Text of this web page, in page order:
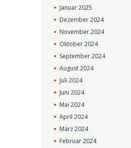
Januar2025
Dezember2024
November2024
Oktober2024
September2024
August2024
Juli2024
Juni2024
Mai2024
April2024
März2024
Februar2024